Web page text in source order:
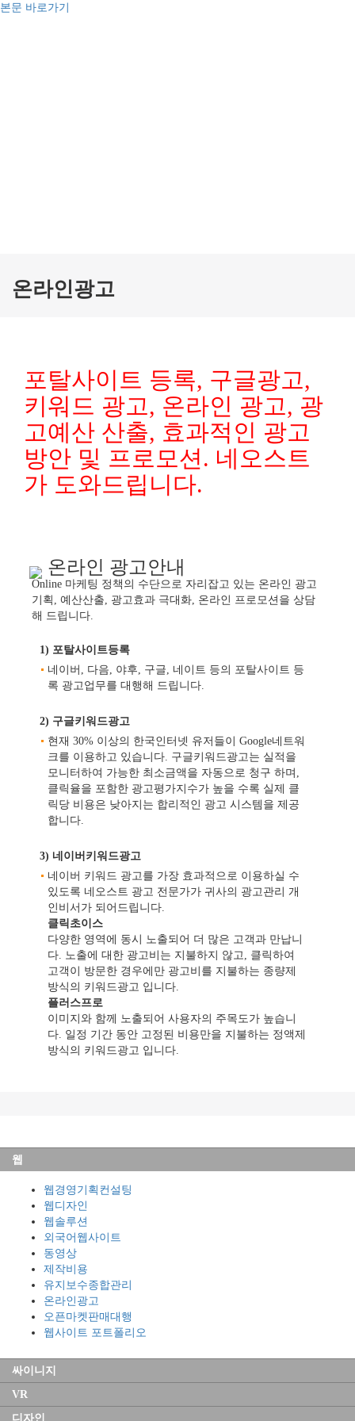
본문 바로가기
온라인광고
포탈사이트 등록, 구글광고,
키워드 광고, 온라인 광고, 광
고예산 산출, 효과적인 광고
방안 및 프로모션. 네오스트
가 도와드립니다.
온라인 광고안내
Online 마케팅 정책의 수단으로 자리잡고 있는 온라인 광고
기획, 예산산출, 광고효과 극대화, 온라인 프로모션을 상담
해 드립니다.
1) 포탈사이트등록
네이버, 다음, 야후, 구글, 네이트 등의 포탈사이트 등
록 광고업무를 대행해 드립니다.
2) 구글키워드광고
현재 30% 이상의 한국인터넷 유저들이 Google네트워
크를 이용하고 있습니다. 구글키워드광고는 실적을
모니터하여 가능한 최소금액을 자동으로 청구 하며,
클릭율을 포함한 광고평가지수가 높을 수록 실제 클
릭당 비용은 낮아지는 합리적인 광고 시스템을 제공
합니다.
3) 네이버키워드광고
네이버 키워드 광고를 가장 효과적으로 이용하실 수
있도록 네오스트 광고 전문가가 귀사의 광고관리 개
인비서가 되어드립니다.
클릭초이스
다양한 영역에 동시 노출되어 더 많은 고객과 만납니
다. 노출에 대한 광고비는 지불하지 않고, 클릭하여
고객이 방문한 경우에만 광고비를 지불하는 종량제
방식의 키워드광고 입니다.
플러스프로
이미지와 함께 노출되어 사용자의 주목도가 높습니
다. 일정 기간 동안 고정된 비용만을 지불하는 정액제
방식의 키워드광고 입니다.
웹
웹경영기획컨설팅
웹디자인
웹솔루션
외국어웹사이트
동영상
제작비용
유지보수종합관리
온라인광고
오픈마켓판매대행
웹사이트 포트폴리오
싸이니지
VR
디자인